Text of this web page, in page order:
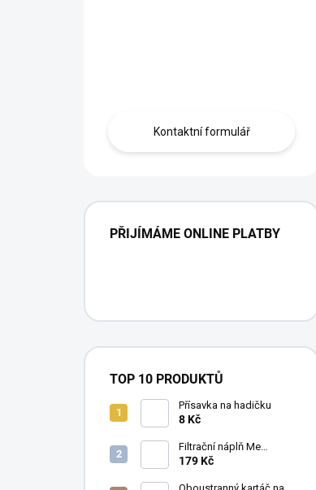
Kontaktní formulář
PŘIJÍMÁME ONLINE PLATBY
TOP 10 PRODUKTŮ
Přísavka na hadičku
8 Kč
Filtrační náplň Me
Crystal Clear Resin, 30 g
179 Kč